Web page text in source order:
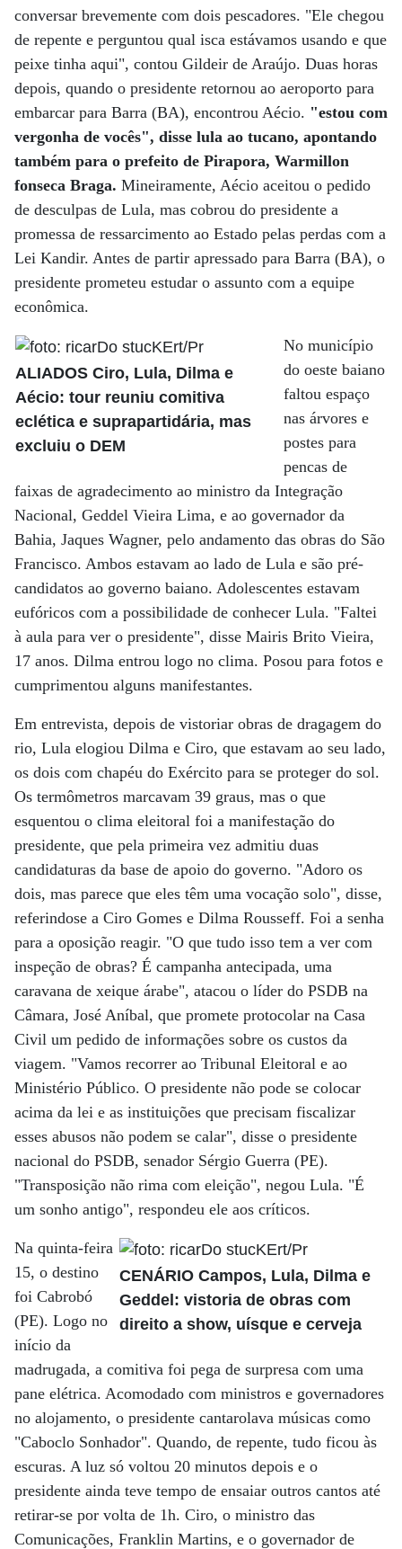
conversar brevemente com dois pescadores. "Ele chegou
de repente e perguntou qual isca estávamos usando e que
peixe tinha aqui", contou Gildeir de Araújo. Duas horas
depois, quando o presidente retornou ao aeroporto para
embarcar para Barra (BA), encontrou Aécio. "estou com
vergonha de vocês", disse lula ao tucano, apontando
também para o prefeito de Pirapora, Warmillon
fonseca Braga. Mineiramente, Aécio aceitou o pedido
de desculpas de Lula, mas cobrou do presidente a
promessa de ressarcimento ao Estado pelas perdas com a
Lei Kandir. Antes de partir apressado para Barra (BA), o
presidente prometeu estudar o assunto com a equipe
econômica.
ALIADOS Ciro, Lula, Dilma e
Aécio: tour reuniu comitiva
eclética e suprapartidária, mas
excluiu o DEM
No município
do oeste baiano
faltou espaço
nas árvores e
postes para
pencas de
faixas de agradecimento ao ministro da Integração
Nacional, Geddel Vieira Lima, e ao governador da
Bahia, Jaques Wagner, pelo andamento das obras do São
Francisco. Ambos estavam ao lado de Lula e são pré-
candidatos ao governo baiano. Adolescentes estavam
eufóricos com a possibilidade de conhecer Lula. "Faltei
à aula para ver o presidente", disse Mairis Brito Vieira,
17 anos. Dilma entrou logo no clima. Posou para fotos e
cumprimentou alguns manifestantes.
Em entrevista, depois de vistoriar obras de dragagem do
rio, Lula elogiou Dilma e Ciro, que estavam ao seu lado,
os dois com chapéu do Exército para se proteger do sol.
Os termômetros marcavam 39 graus, mas o que
esquentou o clima eleitoral foi a manifestação do
presidente, que pela primeira vez admitiu duas
candidaturas da base de apoio do governo. "Adoro os
dois, mas parece que eles têm uma vocação solo", disse,
referindose a Ciro Gomes e Dilma Rousseff. Foi a senha
para a oposição reagir. "O que tudo isso tem a ver com
inspeção de obras? É campanha antecipada, uma
caravana de xeique árabe", atacou o líder do PSDB na
Câmara, José Aníbal, que promete protocolar na Casa
Civil um pedido de informações sobre os custos da
viagem. "Vamos recorrer ao Tribunal Eleitoral e ao
Ministério Público. O presidente não pode se colocar
acima da lei e as instituições que precisam fiscalizar
esses abusos não podem se calar", disse o presidente
nacional do PSDB, senador Sérgio Guerra (PE).
"Transposição não rima com eleição", negou Lula. "É
um sonho antigo", respondeu ele aos críticos.
CENÁRIO Campos, Lula, Dilma e
Geddel: vistoria de obras com
direito a show, uísque e cerveja
Na quinta-feira
15, o destino
foi Cabrobó
(PE). Logo no
início da
madrugada, a comitiva foi pega de surpresa com uma
pane elétrica. Acomodado com ministros e governadores
no alojamento, o presidente cantarolava músicas como
"Caboclo Sonhador". Quando, de repente, tudo ficou às
escuras. A luz só voltou 20 minutos depois e o
presidente ainda teve tempo de ensaiar outros cantos até
retirar-se por volta de 1h. Ciro, o ministro das
Comunicações, Franklin Martins, e o governador de